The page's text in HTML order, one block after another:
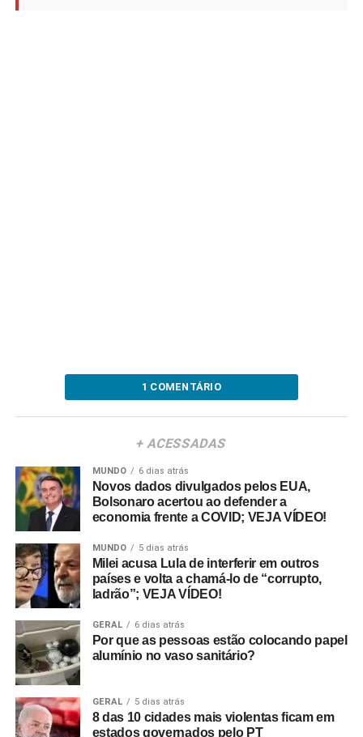
1 COMENTÁRIO
+ ACESSADAS
MUNDO 6 dias atrás
Novos dados divulgados pelos EUA,
Bolsonaro acertou ao defender a
economia frente a COVID; VEJA VÍDEO!
MUNDO 5 dias atrás
Milei acusa Lula de interferir em outros
países e volta a chamá-lo de “corrupto,
ladrão”; VEJA VÍDEO!
GERAL 6 dias atrás
Por que as pessoas estão colocando papel
alumínio no vaso sanitário?
GERAL 5 dias atrás
8 das 10 cidades mais violentas ficam em
estados governados pelo PT